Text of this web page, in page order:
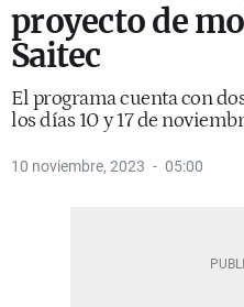
proyecto de
Saitec
El programa cuenta con
los días 10 y 17 de
10 noviembre, 2023 05:00